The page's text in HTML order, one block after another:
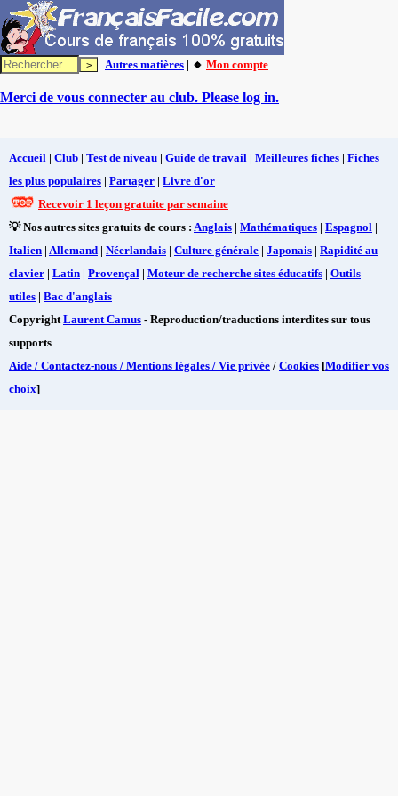
Autres matières | 🔸 Mon compte
Merci de vous connecter au club. Please log in.
Accueil | Club | Test de niveau | Guide de travail | Meilleures fiches | Fiches
les plus populaires | Partager | Livre d'or
Recevoir 1 leçon gratuite par semaine
💡 Nos autres sites gratuits de cours : Anglais | Mathématiques | Espagnol |
Italien | Allemand | Néerlandais | Culture générale | Japonais | Rapidité au
clavier | Latin | Provençal | Moteur de recherche sites éducatifs | Outils
utiles | Bac d'anglais
CopyrightLaurent Camus - Reproduction/traductions interdites sur tous
supports
Aide / Contactez-nous / Mentions légales / Vie privée / Cookies [Modifier vos
choix]